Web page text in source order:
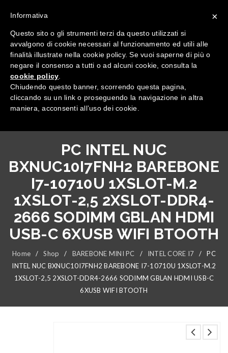
Tutte le categorie
PC INTEL NUC
BXNUC10I7FNH2 BAREBONE
I7-10710U 1XSLOT-M.2
1XSLOT-2,5 2XSLOT-DDR4-
2666 SODIMM GBLAN HDMI
USB-C 6XUSB WIFI BTOOTH
Home / Shop / BAREBONE MINI PC / INTEL CORE I7 /
PC
INTEL NUC BXNUC10I7FNH2 BAREBONE I7-10710U 1XSLOT-M.2
1XSLOT-2,5 2XSLOT-DDR4-2666 SODIMM GBLAN HDMI USB-C
6XUSB WIFI BTOOTH
×
Informativa
Questo sito o gli strumenti terzi da questo utilizzati si
avvalgono di cookie necessari al funzionamento ed utili alle
finalità illustrate nella cookie policy. Se vuoi saperne di più o
negare il consenso a tutti o ad alcuni cookie, consulta la
cookie policy
Chiudendo questo banner, scorrendo questa pagina,
cliccando su un link o proseguendo la navigazione in altra
maniera, acconsenti all’uso dei cookie.